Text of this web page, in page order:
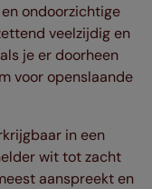
ondoorzichtige
veelzijdig en
je er doorheen
voor openslaande
in een
wit tot zacht
aanspreekt en